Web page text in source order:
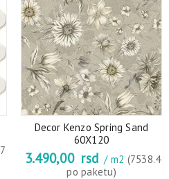
Decor Kenzo Spring Sand
60X120
3.490,00 rsd / m2 (7538.4
po paketu)